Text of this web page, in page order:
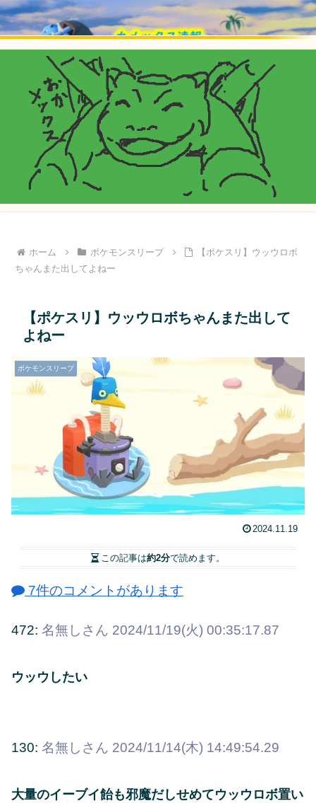
ホーム ポケモンスリープ
【ポケスリ】ウッウロボ
ちゃんまた出してよねー
【ポケスリ】ウッウロボちゃんまた出して
よねー
ポケモンスリープ
2024.11.19
この記事は約2分で読めます。
7件のコメントがあります
472: 名無しさん 2024/11/19(火) 00:35:17.87
ウッウしたい
130: 名無しさん 2024/11/14(木) 14:49:54.29
大量のイーブイ飴も邪魔だしせめてウッウロボ置い